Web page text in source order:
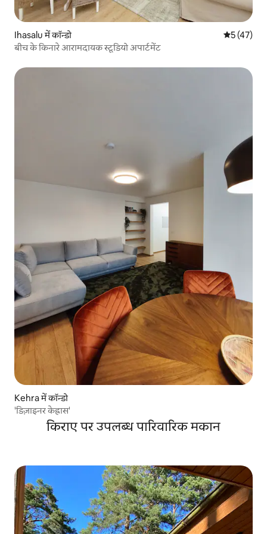
Ihasalu में कॉन्डो औसत रेटिंग
5 (47)
बीच के किनारे आरामदायक स्टूडियो अपार्टमेंट
Kehra में कॉन्डो
'डिज़ाइनर केह्रास'
किराए पर उपलब्ध पारिवारिक मकान